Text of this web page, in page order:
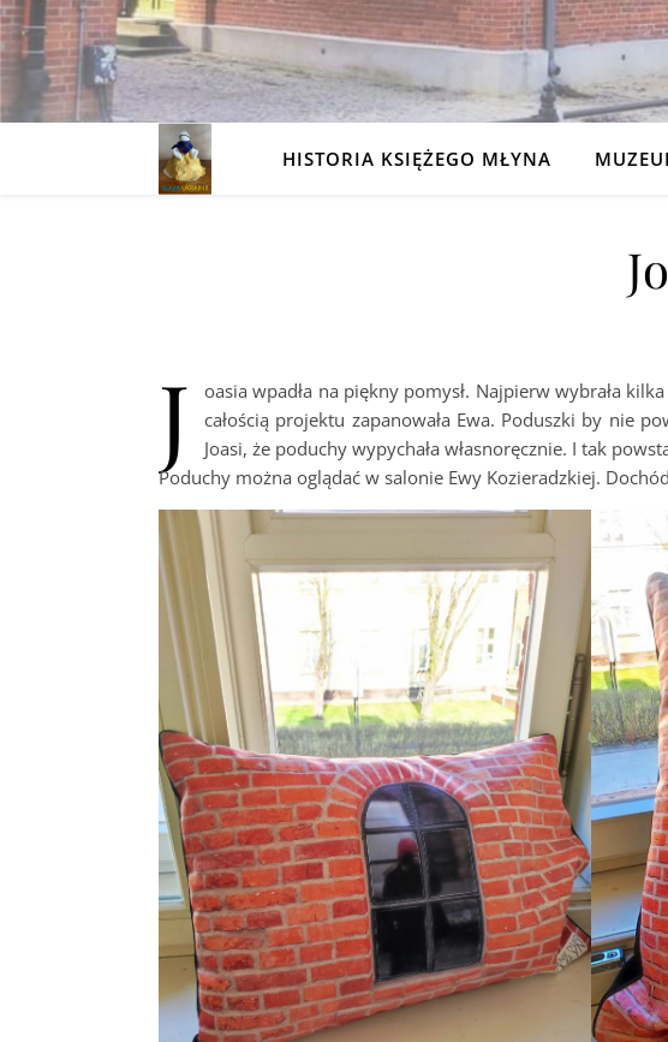
HISTORIA KSIĘŻEGO MŁYNA
J
oasia wpadła na piękny pomysł. Najpierw wybrała
całością projektu zapanowała Ewa. Poduszki by nie
Joasi, że poduchy wypychała własnoręcznie. I tak
Poduchy można oglądać w salonie Ewy Kozieradzkiej.